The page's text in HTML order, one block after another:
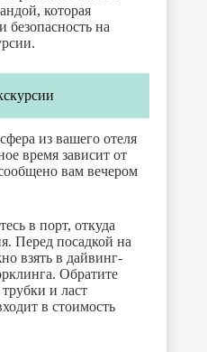
которая
безопасность на
из вашего отеля
время зависит от
вам вечером
в порт, откуда
Перед посадкой на
взять в дайвинг-
Обратите
и ласт
в стоимость